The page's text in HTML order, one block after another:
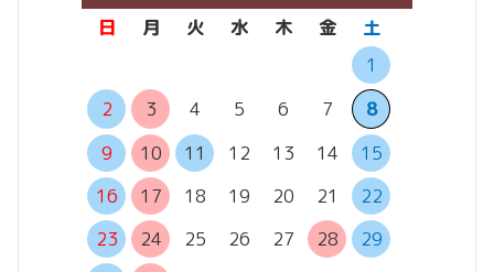
日
月 火 水 木 金
土
1
2
3 4 5 6 7
8
9
10 11 12 13 14
15
16
17 18 19 20 21
22
23
24 25 26 27 28
29